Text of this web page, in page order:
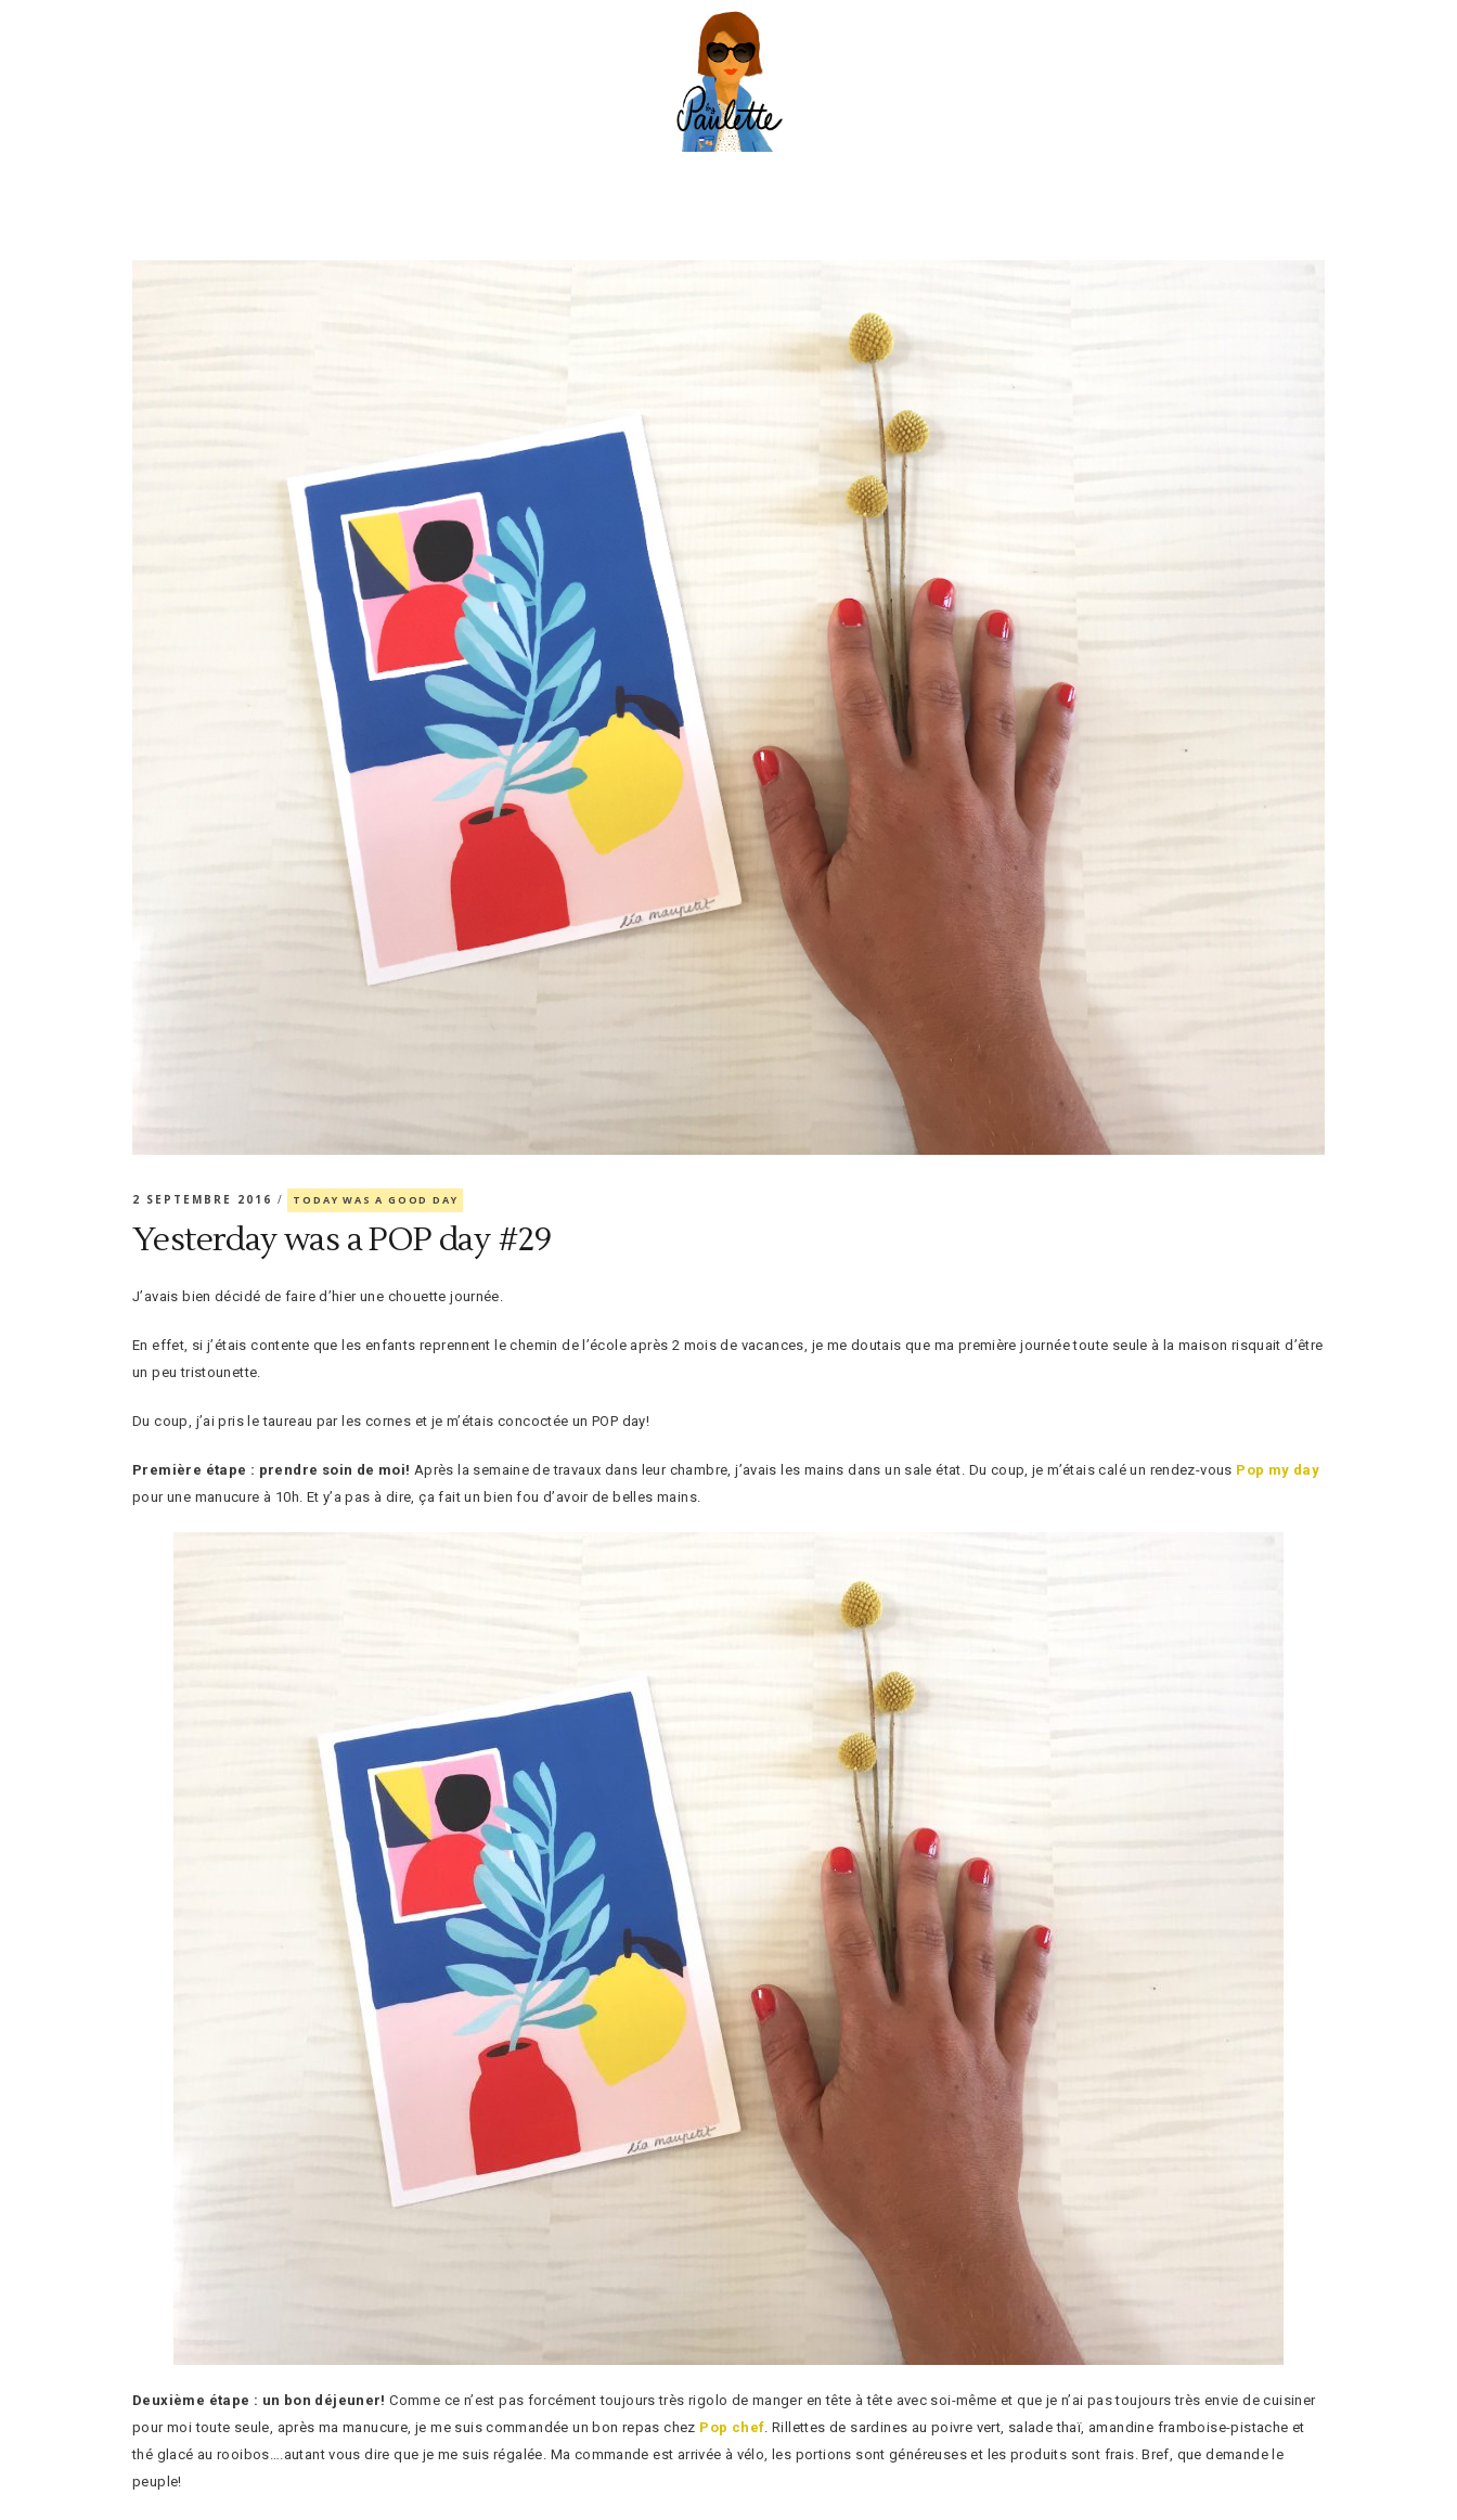
2 SEPTEMBRE 2016 TODAY WAS A GOOD DAY
Yesterday was a POP day #29
J’avais bien décidé de faire d’hier une chouette journée.
En effet, si j’étais contente que les enfants reprennent le chemin de l’école après 2 mois de vacances, je me doutais que ma première journée toute seule à la maison risquait d’être
un peu tristounette.
Du coup, j’ai pris le taureau par les cornes et je m’étais concoctée un POP day!
Première étape : prendre soin de moi! Après la semaine de travaux dans leur chambre, j’avais les mains dans un sale état. Du coup, je m’étais calé un rendez-vous Pop my day
pour une manucure à 10h. Et y’a pas à dire, ça fait un bien fou d’avoir de belles mains.
Deuxième étape : un bon déjeuner! Comme ce n’est pas forcément toujours très rigolo de manger en tête à tête avec soi-même et que je n’ai pas toujours très envie de cuisiner
pour moi toute seule, après ma manucure, je me suis commandée un bon repas chez Pop chef . Rillettes de sardines au poivre vert, salade thaï, amandine framboise-pistache et
thé glacé au rooibos….autant vous dire que je me suis régalée. Ma commande est arrivée à vélo, les portions sont généreuses et les produits sont frais. Bref, que demande le
peuple!